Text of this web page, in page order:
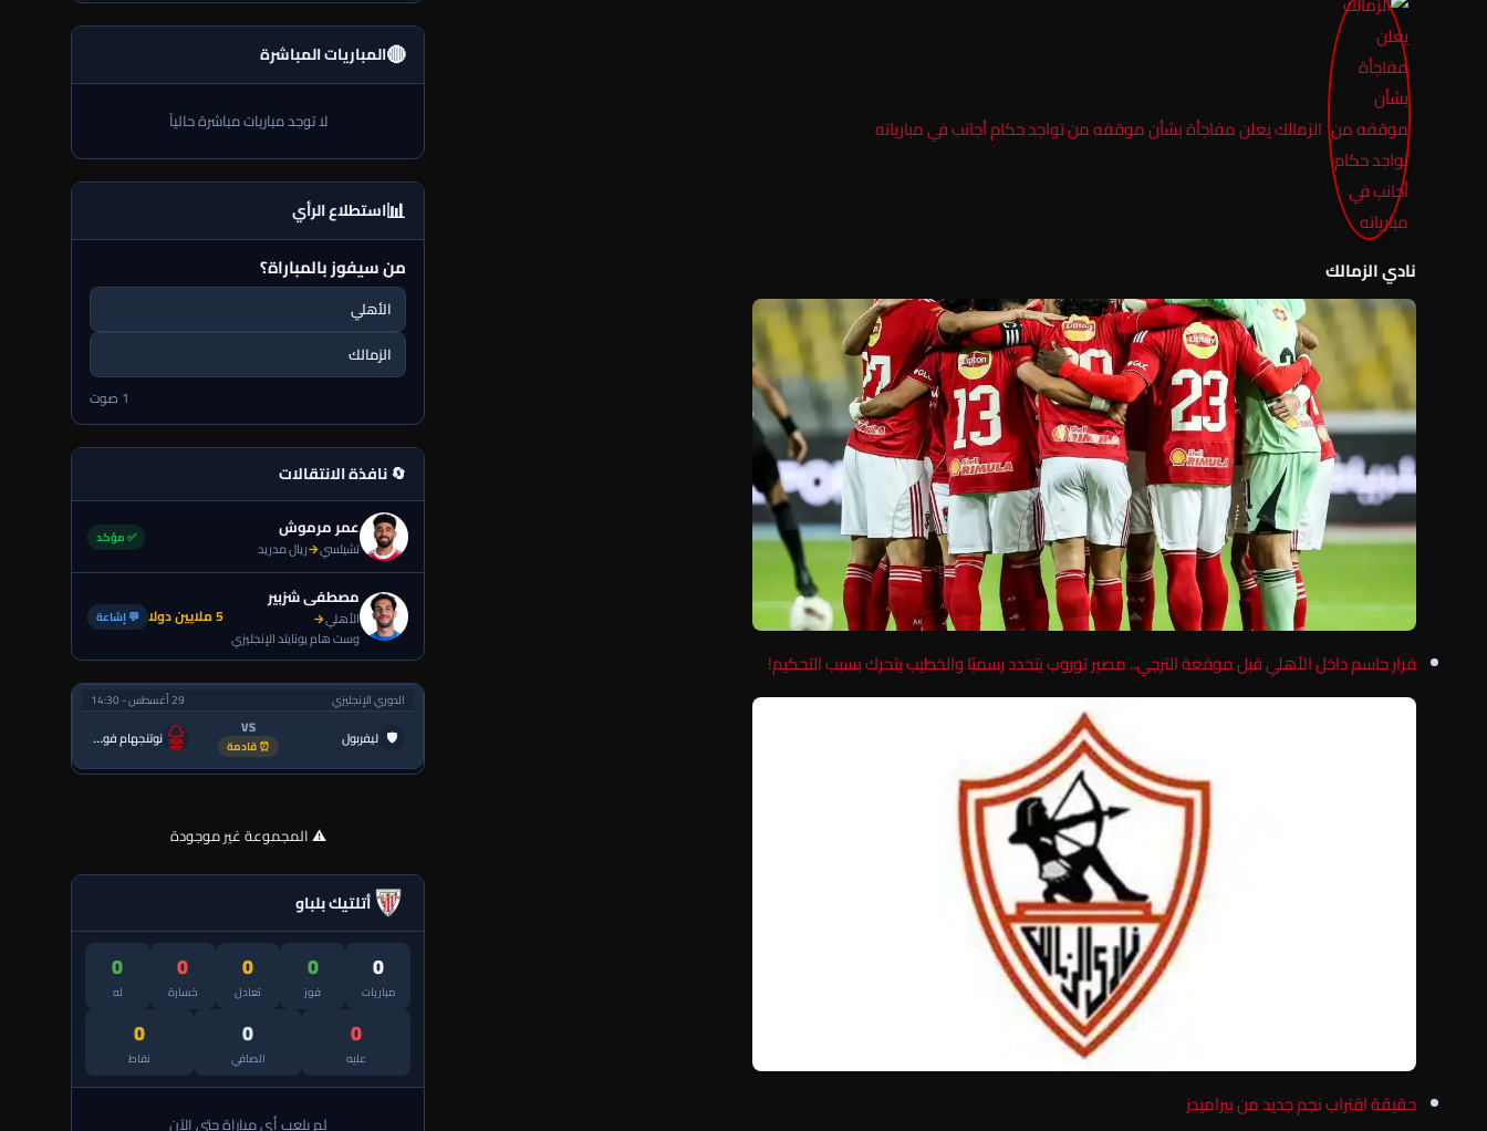
الزمالك يعلن مفاجأة بشأن موقفه من تواجد حكام أجانب في مبارياته
نادي الزمالك
قرار حاسم داخل الأهلي قبل موقعة الترجي.. مصير توروب يتحدد رسميًا والخطيب يتحرك بسبب التحكيم!
حقيقة اقتراب نجم جديد من بيراميدز
🔴المباريات المباشرة
لا توجد مباريات مباشرة حالياً
📊استطلاع الرأي
من سيفوز بالمباراة؟
الأهلي
الزمالك
1 صوت
🔄 نافذة الانتقالات
عمر مرموش
تشيلسي→ريال مدريد
✅ مؤكد
مصطفى شزبير
الأهلي→
وست هام يونايتد الإنجليزي
5 ملايين دولا 💬 إشاعة
الدوري الإنجليزي 29 أغسطس - 14:30
🛡 ليفربول VS
⏰ قادمة نوتنجهام فورست
⚠️ المجموعة غير موجودة
أتلتيك بلباو
0
مباريات
0
فوز
0
تعادل
0
خسارة
0
له
0
عليه
0
الصافي
0
نقاط
لم يلعب أي مباراة حتى الآن